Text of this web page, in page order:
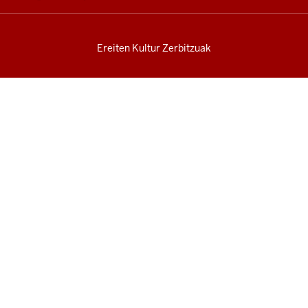
Ereiten Kultur Zerbitzuak